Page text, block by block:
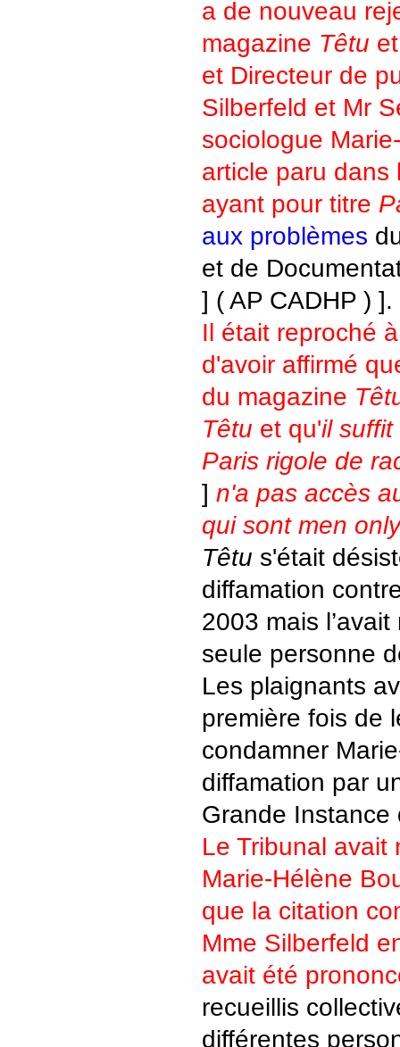
a de nouveau
magazine Têtu
et Directeur de
Silberfeld et Mr
sociologue
article paru
ayant pour titre
aux problèmes
et de
] ( AP CADHP ) ].
Il était reproché
d'avoir affirmé
du magazine
Têtu et qu'il suffit
Paris rigole de
] n'a pas accès
qui sont men only
Têtu s'était
diffamation
2003 mais
seule personne
Les plaignants
première fois de
condamner
diffamation par
Grande
Le Tribunal avait
Marie-Hélène
que la citation
Mme Silberfeld
avait été
recueillis
différentes